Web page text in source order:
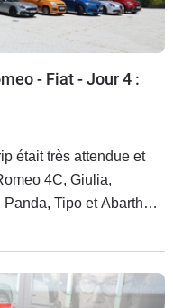
- Fiat - Jour 4 :
était très attendue et
4C, Giulia,
Tipo et Abarth